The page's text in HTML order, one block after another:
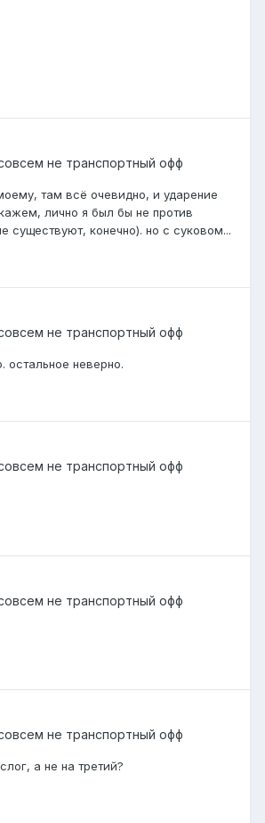
не транспортный офф
там всё очевидно, и ударение
лично я был бы не против
существуют, конечно). но с суковом...
не транспортный офф
остальное неверно.
не транспортный офф
не транспортный офф
не транспортный офф
а не на третий?